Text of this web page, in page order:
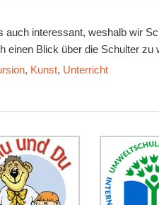
auch interessant, weshalb wir
einen Blick über die Schulter zu
, Kunst, Unterricht